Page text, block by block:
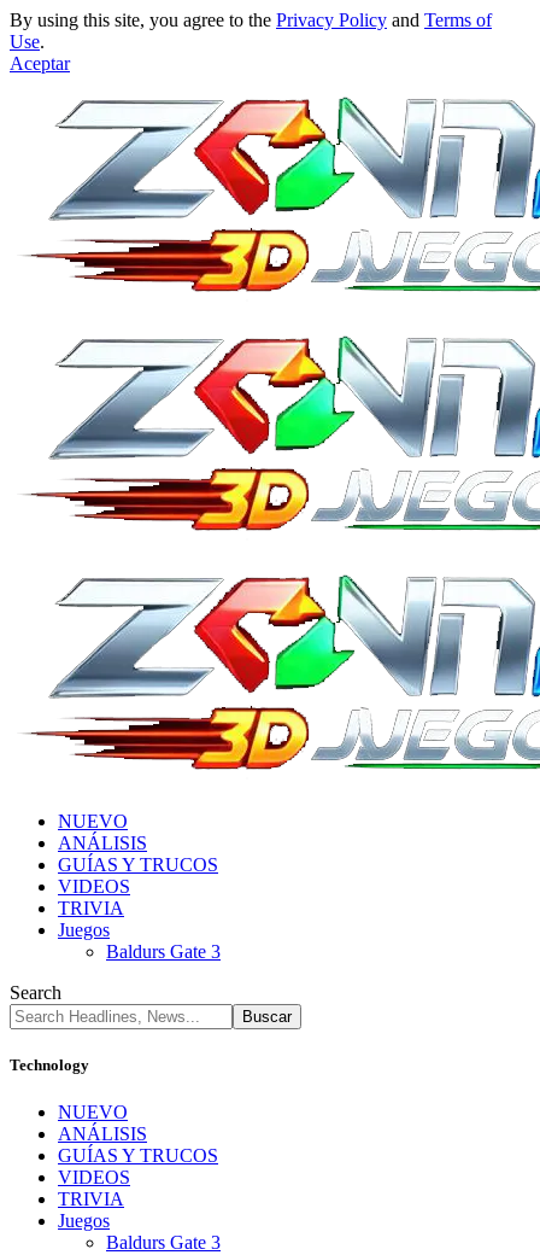
By using this site, you agree to the Privacy Policy and Terms of
Use.
Aceptar
NUEVO
ANÁLISIS
GUÍAS Y TRUCOS
VIDEOS
TRIVIA
Juegos
Baldurs Gate 3
Search
Technology
NUEVO
ANÁLISIS
GUÍAS Y TRUCOS
VIDEOS
TRIVIA
Juegos
Baldurs Gate 3